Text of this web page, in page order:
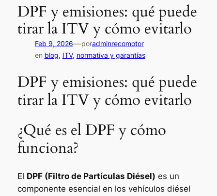
DPF y emisiones: qué puede
tirar la ITV y cómo evitarlo
Feb 9, 2026—poradminrecomotor
en blog, ITV, normativa y garantías
DPF y emisiones: qué puede
tirar la ITV y cómo evitarlo
¿Qué es el DPF y cómo
funciona?
El DPF (Filtro de Partículas Diésel) es un
componente esencial en los vehículos diésel